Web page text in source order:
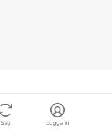
Sälj Logga in